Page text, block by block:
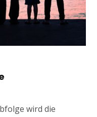
wird die